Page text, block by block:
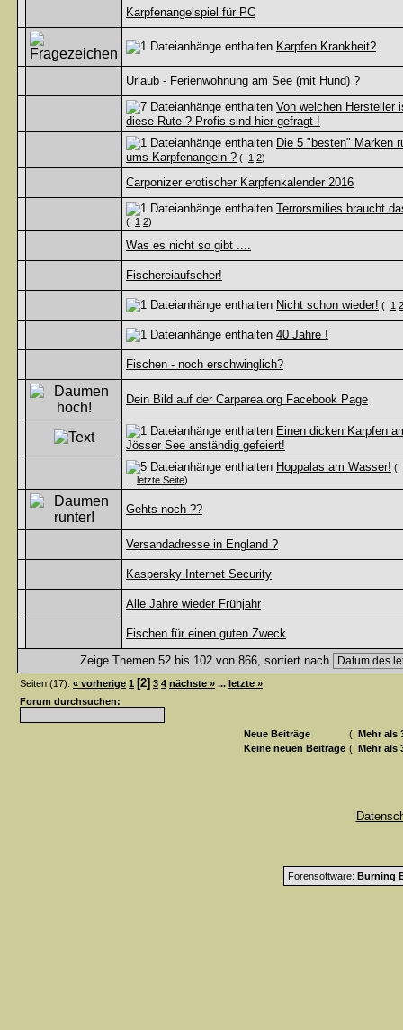
Karpfenangelspiel für PC
Karpfen Krankheit?
Urlaub - Ferienwohnung am See (mit Hund) ?
Von welchen Hersteller
diese Rute ? Profis sind hier gefragt !
Die 5 "besten" Marken
ums Karpfenangeln ? ( 1 2)
Carponizer erotischer Karpfenkalender 2016
Terrorsmilies braucht
( 1 2)
Was es nicht so gibt ....
Fischereiaufseher!
Nicht schon wieder! ( 1 2
40 Jahre !
Fischen - noch erschwinglich?
Dein Bild auf der Carparea.org Facebook Page
Einen dicken Karpfen
Jösser See anständig gefeiert!
Hoppalas am Wasser! (
letzte Seite)
Gehts noch ??
Versandadresse in England ?
Kaspersky Internet Security
Alle Jahre wieder Frühjahr
Fischen für einen guten Zweck
Zeige Themen 52 bis 102 von 866, sortiert nach
Seiten (17): « vorherige 1 [2] 3 4 nächste » ... letzte »
Forum durchsuchen:
Neue Beiträge ( Mehr als
Keine neuen Beiträge ( Mehr als
Forensoftware: Burning